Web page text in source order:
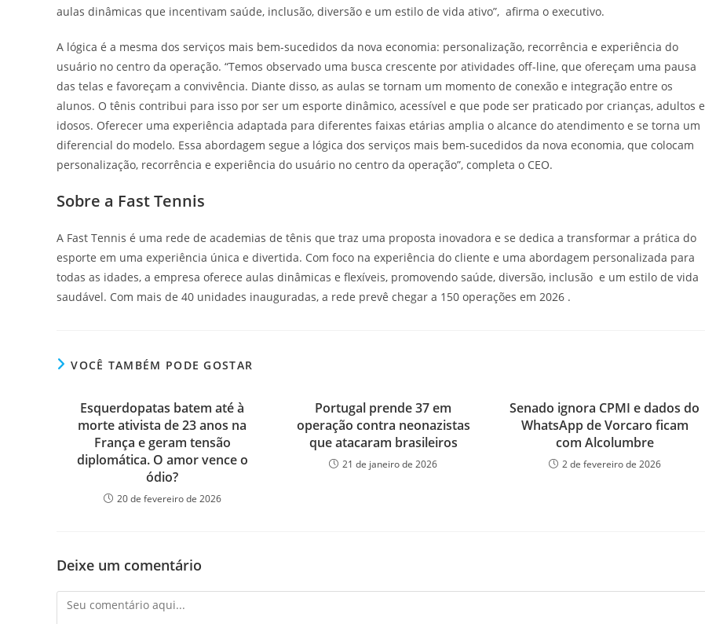
aulas dinâmicas que incentivam saúde, inclusão, diversão e um estilo de vida ativo”, afirma o executivo.
A lógica é a mesma dos serviços mais bem-sucedidos da nova economia: personalização, recorrência e experiência do
usuário no centro da operação. “Temos observado uma busca crescente por atividades off-line, que ofereçam uma pausa
das telas e favoreçam a convivência. Diante disso, as aulas se tornam um momento de conexão e integração entre os
alunos. O tênis contribui para isso por ser um esporte dinâmico, acessível e que pode ser praticado por crianças, adultos e
idosos. Oferecer uma experiência adaptada para diferentes faixas etárias amplia o alcance do atendimento e se torna um
diferencial do modelo. Essa abordagem segue a lógica dos serviços mais bem-sucedidos da nova economia, que colocam
personalização, recorrência e experiência do usuário no centro da operação”, completa o CEO.
Sobre a Fast Tennis
A Fast Tennis é uma rede de academias de tênis que traz uma proposta inovadora e se dedica a transformar a prática do
esporte em uma experiência única e divertida. Com foco na experiência do cliente e uma abordagem personalizada para
todas as idades, a empresa oferece aulas dinâmicas e flexíveis, promovendo saúde, diversão, inclusão e um estilo de vida
saudável. Com mais de 40 unidades inauguradas, a rede prevê chegar a 150 operações em 2026 .
VOCÊ TAMBÉM PODE GOSTAR
Esquerdopatas batem até à
morte ativista de 23 anos na
França e geram tensão
diplomática. O amor vence o
ódio?
20 de fevereiro de 2026
Portugal prende 37 em
operação contra neonazistas
que atacaram brasileiros
21 de janeiro de 2026
Senado ignora CPMI e dados do
WhatsApp de Vorcaro ficam
com Alcolumbre
2 de fevereiro de 2026
Deixe um comentário
Comentário